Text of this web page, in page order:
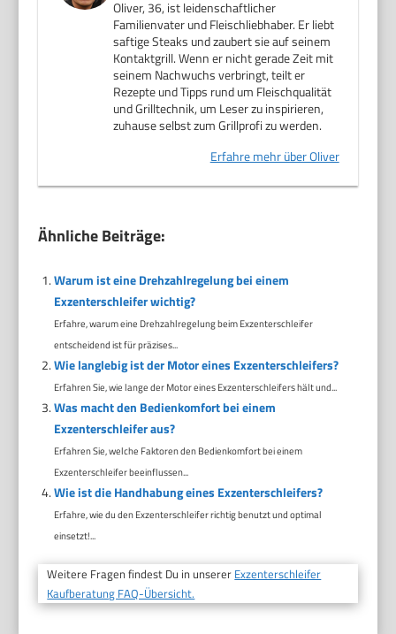
Oliver, 36, ist leidenschaftlicher
Familienvater und Fleischliebhaber. Er liebt
saftige Steaks und zaubert sie auf seinem
Kontaktgrill. Wenn er nicht gerade Zeit mit
seinem Nachwuchs verbringt, teilt er
Rezepte und Tipps rund um Fleischqualität
und Grilltechnik, um Leser zu inspirieren,
zuhause selbst zum Grillprofi zu werden.
Erfahre mehr über Oliver
Ähnliche Beiträge:
Warum ist eine Drehzahlregelung bei einem
Exzenterschleifer wichtig?
Erfahre, warum eine Drehzahlregelung beim Exzenterschleifer
entscheidend ist für präzises...
Wie langlebig ist der Motor eines Exzenterschleifers?
Erfahren Sie, wie lange der Motor eines Exzenterschleifers hält und...
Was macht den Bedienkomfort bei einem
Exzenterschleifer aus?
Erfahren Sie, welche Faktoren den Bedienkomfort bei einem
Exzenterschleifer beeinflussen...
Wie ist die Handhabung eines Exzenterschleifers?
Erfahre, wie du den Exzenterschleifer richtig benutzt und optimal
einsetzt!...
Weitere Fragen findest Du in unserer Exzenterschleifer
Kaufberatung FAQ-Übersicht.